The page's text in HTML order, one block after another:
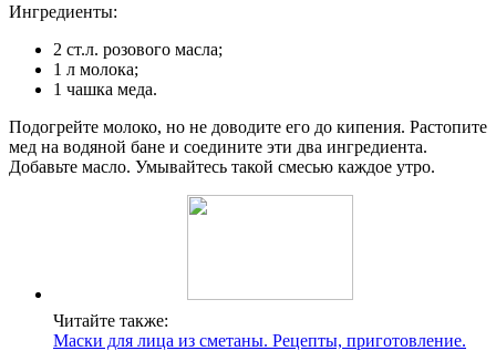
Ингредиенты:
2 ст.л. розового масла;
1 л молока;
1 чашка меда.
Подогрейте молоко, но не доводите его до кипения. Растопите
мед на водяной бане и соедините эти два ингредиента.
Добавьте масло. Умывайтесь такой смесью каждое утро.
Читайте также:
Маски для лица из сметаны. Рецепты, приготовление.